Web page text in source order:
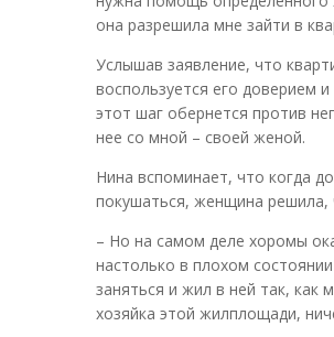
она разрешила мне зайти в
Услышав заявление, что
воспользуется его доверием
этот шаг обернется против
нее со мной – своей женой.
Нина вспоминает, что когда
покушаться, женщина
– Но на самом деле хоромы
настолько в плохом
заняться и жил в ней так, как
хозяйка этой жилплощади,